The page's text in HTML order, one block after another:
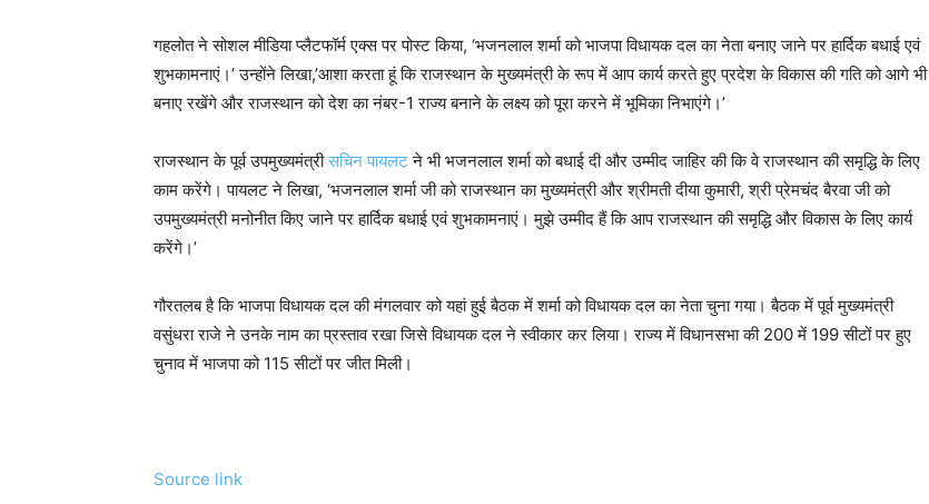
गहलोत ने सोशल मीडिया प्लैटफॉर्म एक्स पर पोस्ट किया, ‘भजनलाल शर्मा को भाजपा विधायक दल का नेता बनाए जाने पर हार्दिक बधाई एवं
शुभकामनाएं।’ उन्होंने लिखा,’आशा करता हूं कि राजस्थान के मुख्यमंत्री के रूप में आप कार्य करते हुए प्रदेश के विकास की गति को आगे भी
बनाए रखेंगे और राजस्थान को देश का नंबर-1 राज्य बनाने के लक्ष्य को पूरा करने में भूमिका निभाएंगे।’
राजस्थान के पूर्व उपमुख्यमंत्रीसचिन पायलटने भी भजनलाल शर्मा को बधाई दी और उम्मीद जाहिर की कि वे राजस्थान की समृद्धि के लिए
काम करेंगे। पायलट ने लिखा, ‘भजनलाल शर्मा जी को राजस्थान का मुख्यमंत्री और श्रीमती दीया कुमारी, श्री प्रेमचंद बैरवा जी को
उपमुख्यमंत्री मनोनीत किए जाने पर हार्दिक बधाई एवं शुभकामनाएं। मुझे उम्मीद हैं कि आप राजस्थान की समृद्धि और विकास के लिए कार्य
करेंगे।’
गौरतलब है कि भाजपा विधायक दल की मंगलवार को यहां हुई बैठक में शर्मा को विधायक दल का नेता चुना गया। बैठक में पूर्व मुख्यमंत्री
वसुंधरा राजे ने उनके नाम का प्रस्ताव रखा जिसे विधायक दल ने स्वीकार कर लिया। राज्य में विधानसभा की 200 में 199 सीटों पर हुए
चुनाव में भाजपा को 115 सीटों पर जीत मिली।
Source link